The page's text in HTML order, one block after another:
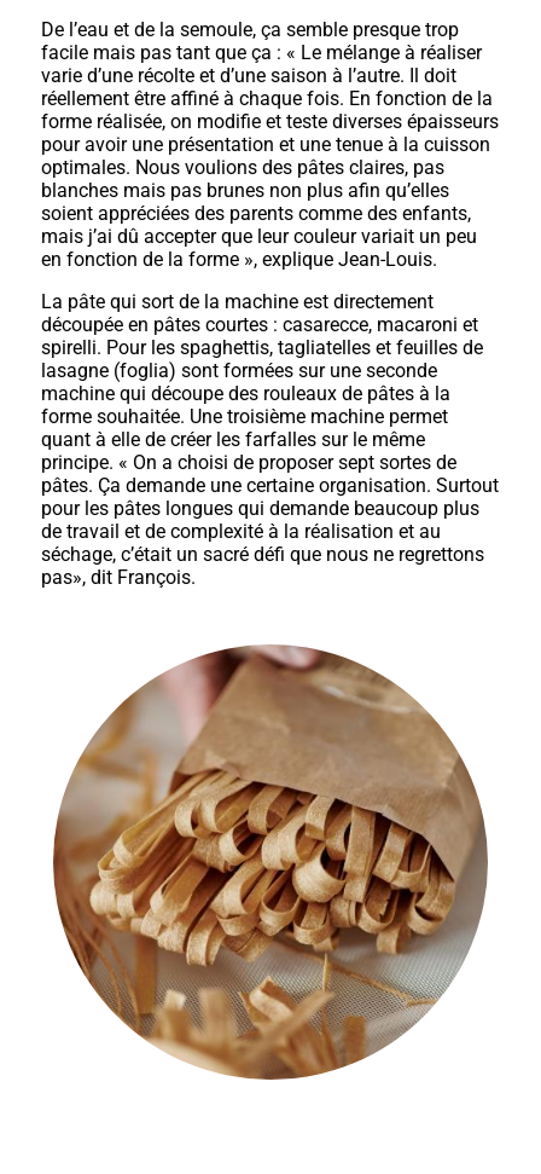
De l’eau et de la semoule, ça semble presque trop
facile mais pas tant que ça : « Le mélange à réaliser
varie d’une récolte et d’une saison à l’autre. Il doit
réellement être affiné à chaque fois. En fonction de la
forme réalisée, on modifie et teste diverses épaisseurs
pour avoir une présentation et une tenue à la cuisson
optimales. Nous voulions des pâtes claires, pas
blanches mais pas brunes non plus afin qu’elles
soient appréciées des parents comme des enfants,
mais j’ai dû accepter que leur couleur variait un peu
en fonction de la forme », explique Jean-Louis.
La pâte qui sort de la machine est directement
découpée en pâtes courtes : casarecce, macaroni et
spirelli. Pour les spaghettis, tagliatelles et feuilles de
lasagne (foglia) sont formées sur une seconde
machine qui découpe des rouleaux de pâtes à la
forme souhaitée. Une troisième machine permet
quant à elle de créer les farfalles sur le même
principe. « On a choisi de proposer sept sortes de
pâtes. Ça demande une certaine organisation. Surtout
pour les pâtes longues qui demande beaucoup plus
de travail et de complexité à la réalisation et au
séchage, c’était un sacré défi que nous ne regrettons
pas», dit François.